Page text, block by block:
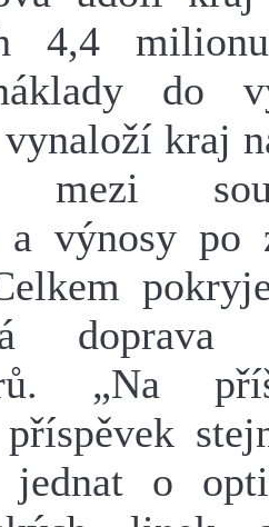
4,4
do
kraj
mezi
výnosy po
doprava
„Na
příspěvek
jednat o